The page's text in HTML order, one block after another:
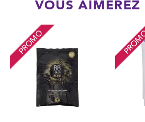
VOUS AIMEREZ
PROMO